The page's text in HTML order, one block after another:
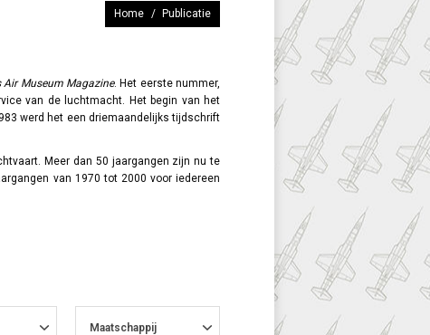
Je bent hier:
Home Publicatie
Air Museum Magazine. Het eerste nummer,
van de luchtmacht. Het begin van het
werd het een driemaandelijks tijdschrift
Meer dan 50 jaargangen zijn nu te
van 1970 tot 2000 voor iedereen
Maatschappij